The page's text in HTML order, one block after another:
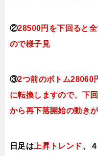
②28500円を下回ると
ので様子見
③2つ前のボトム28060
に転換しますので、下
から再下落開始の動き
日足は 上昇トレンド、